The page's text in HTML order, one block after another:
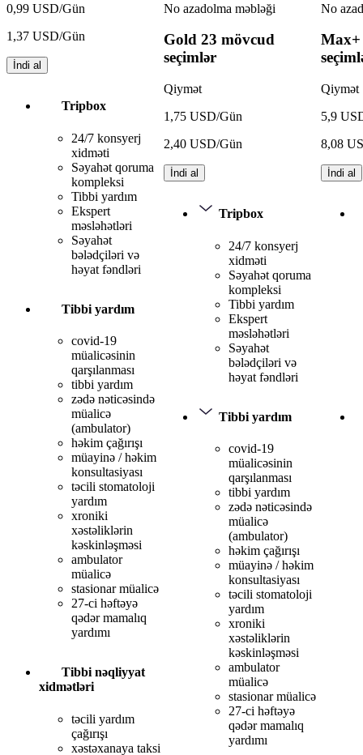
0,99 USD/Gün
1,37 USD/Gün
İndi al
Tripbox
24/7 konsyerj
xidməti
Səyahət qoruma
kompleksi
Tibbi yardım
Ekspert
məsləhətləri
Səyahət
bələdçiləri və
həyat fəndləri
Tibbi yardım
covid-19
müalicəsinin
qarşılanması
tibbi yardım
zədə nəticəsində
müalicə
(ambulator)
həkim çağırışı
müayinə / həkim
konsultasiyası
təcili stomatoloji
yardım
xroniki
xəstəliklərin
kəskinləşməsi
ambulator
müalicə
stasionar müalicə
27-ci həftəyə
qədər mamalıq
yardımı
Tibbi nəqliyyat
xidmətləri
təcili yardım
çağırışı
xəstəxanaya taksi
No azadolma məbləği
Gold 23 mövcud
seçimlər
Qiymət
1,75 USD/Gün
2,40 USD/Gün
İndi al
Tripbox
24/7 konsyerj
xidməti
Səyahət qoruma
kompleksi
Tibbi yardım
Ekspert
məsləhətləri
Səyahət
bələdçiləri və
həyat fəndləri
Tibbi yardım
covid-19
müalicəsinin
qarşılanması
tibbi yardım
zədə nəticəsində
müalicə
(ambulator)
həkim çağırışı
müayinə / həkim
konsultasiyası
təcili stomatoloji
yardım
xroniki
xəstəliklərin
kəskinləşməsi
ambulator
müalicə
stasionar müalicə
27-ci həftəyə
qədər mamalıq
yardımı
No
Max+
Qiymət
5,9
8,08
İndi al